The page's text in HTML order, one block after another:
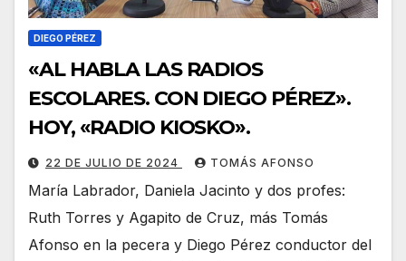
DIEGO PÉREZ
«AL HABLA LAS RADIOS
ESCOLARES. CON DIEGO PÉREZ».
HOY, «RADIO KIOSKO».
22 DE JULIO DE 2024 TOMÁS AFONSO
María Labrador, Daniela Jacinto y dos profes:
Ruth Torres y Agapito de Cruz, más Tomás
Afonso en la pecera y Diego Pérez conductor del